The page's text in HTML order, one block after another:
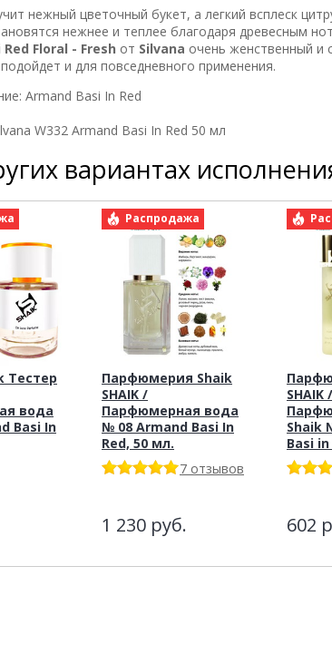
нежный цветочный букет, а легкий всплеск
нежнее и теплее благодаря древесным
Red Floral - Fresh от Silvana очень женственный и
и для повседневного применения.
Armand Basi In Red
W332 Armand Basi In Red 50 мл
вариантах
Тестер
вода
Basi In
Распродажа
Парфюмерия Shaik
SHAIK /
Парфюмерная вода
№ 08 Armand Basi In
Red, 50 мл.
7 отзывов
1 230 руб.
SHAIK /
Shaik
Basi
602